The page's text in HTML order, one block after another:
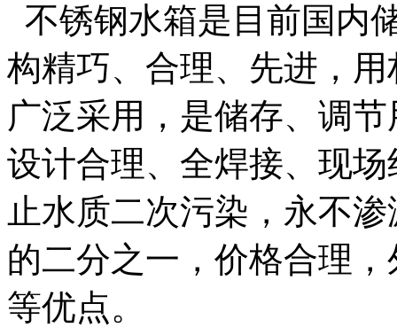
不锈钢水箱是目前国内
构精巧、合理、先进，
广泛采用，是储存、调
设计合理、全焊接、现
止水质二次污染，永不
的二分之一，价格合理
等优点。